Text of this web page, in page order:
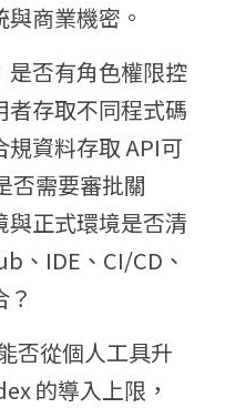
商業機密。
是否有角色權限控
者存取不同程式碼
資料存取 API可
否需要審批關
與正式環境是否清
、IDE、CI/CD、
否從個人工具升
的導入上限，